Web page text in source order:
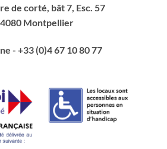
de corté, bât 7, Esc. 57
Montpellier
- +33 (0)4 67 10 80 77